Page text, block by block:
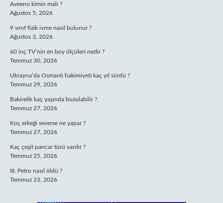
Aveeno kimin malı ?
Ağustos 5, 2026
9 sınıf fizik ivme nasıl bulunur ?
Ağustos 3, 2026
60 inç TV’nin en boy ölçüleri nedir ?
Temmuz 30, 2026
Ukrayna’da Osmanlı hakimiyeti kaç yıl sürdü ?
Temmuz 29, 2026
Bakirelik kaç yaşında bozulabilir ?
Temmuz 27, 2026
Koç erkeği severse ne yapar ?
Temmuz 27, 2026
Kaç çeşit pancar türü vardır ?
Temmuz 25, 2026
III. Petro nasıl öldü ?
Temmuz 23, 2026